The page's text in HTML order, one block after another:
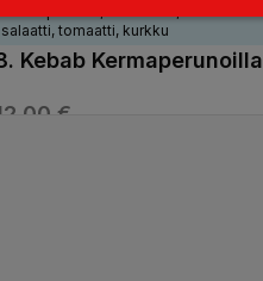
salaatti, tomaatti, kurkku
Kebab Kermaperunoilla
€